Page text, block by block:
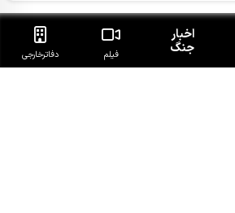
اخبار
جنگ فیلم دفاتر‌خارجی